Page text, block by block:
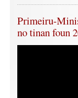
Primeiru-
no tinan foun